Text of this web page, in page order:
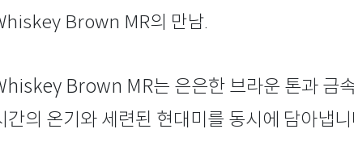
Brown MR의 만남.
Brown MR는 은은한 브라운 톤과 금
간의 온기와 세련된 현대미를 동시에 담아냅니